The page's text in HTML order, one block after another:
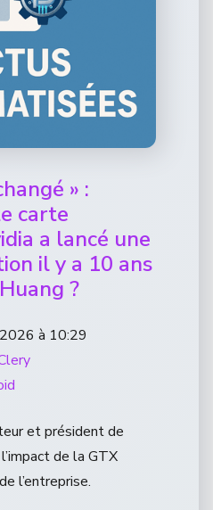
» :
carte
a lancé une
il y a 10 ans
?
à 10:29
et président de
de la GTX
l’entreprise.